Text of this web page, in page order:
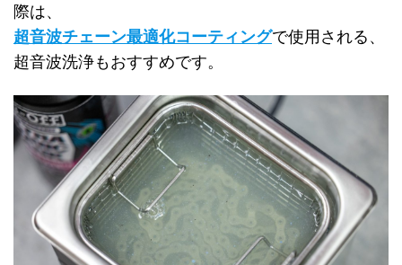
際は、
超音波チェーン最適化コーティングで使用される、
超音波洗浄もおすすめです。